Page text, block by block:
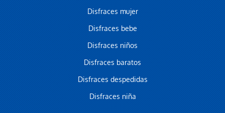
Disfraces mujer
Disfraces bebe
Disfraces niños
Disfraces baratos
Disfraces despedidas
Disfraces niña